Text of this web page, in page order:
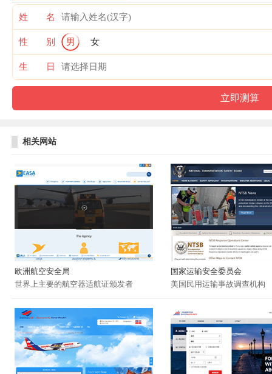
姓 名
性 别 男 女
生 日
相关网站
欧洲航空安全局
世界上主要的航空器适航证颁发者
国家运输安全委员会
美国民用运输事故调查机构